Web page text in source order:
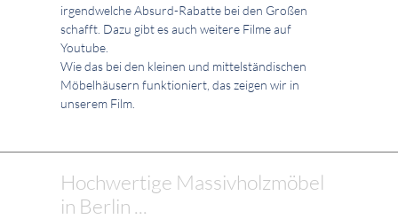
irgendwelche Absurd-Rabatte bei den Großen
schafft. Dazu gibt es auch weitere Filme auf
Youtube.
Wie das bei den kleinen und mittelständischen
Möbelhäusern funktioniert, das zeigen wir in
unserem Film.
Hochwertige Massivholzmöbel
in Berlin ...